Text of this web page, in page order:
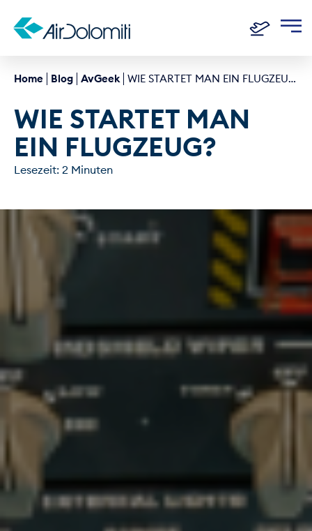
Home Blog AvGeek WIE STARTET MAN EIN FLUGZEUG?
WIE STARTET MAN
EIN FLUGZEUG?
Lesezeit: 2 Minuten